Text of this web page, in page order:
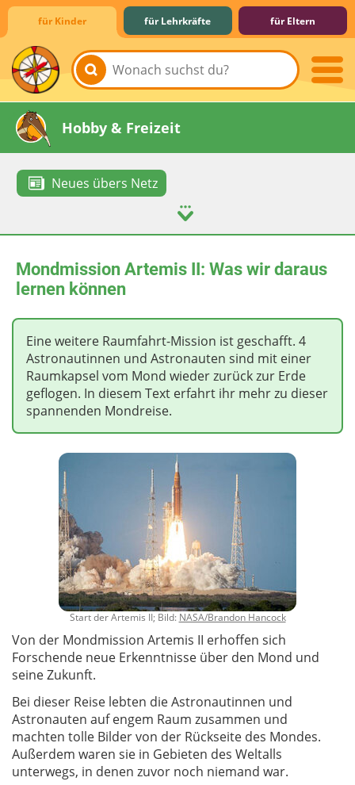
für Kinder für Lehrkräfte für Eltern
Lernen & Schule
Hobby & Freizeit
Neues übers Netz
Spiel & Spaß
Mitreden & Mitmachen
Mondmission Artemis II: Was wir daraus
lernen können
Eine weitere Raumfahrt-Mission ist geschafft. 4
Astronautinnen und Astronauten sind mit einer
Raumkapsel vom Mond wieder zurück zur Erde
geflogen. In diesem Text erfahrt ihr mehr zu dieser
spannenden Mondreise.
Start der Artemis II; Bild: NASA/Brandon Hancock
Von der Mondmission Artemis II erhoffen sich
Forschende neue Erkenntnisse über den Mond und
seine Zukunft.
Bei dieser Reise lebten die Astronautinnen und
Astronauten auf engem Raum zusammen und
machten tolle Bilder von der Rückseite des Mondes.
Außerdem waren sie in Gebieten des Weltalls
unterwegs, in denen zuvor noch niemand war.